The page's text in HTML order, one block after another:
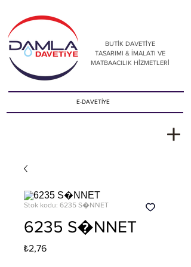
BUTİK DAVETİYE
TASARIMI & İMALATI VE
MATBAACILIK HİZMETLERİ
E-DAVETİYE
Stok kodu: 6235 S�NNET
6235 S�NNET
₺2,76